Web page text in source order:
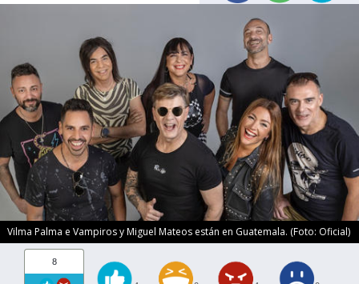
Vilma Palma e Vampiros y Miguel Mateos están en Guatemala. (Foto: Oficial)
8